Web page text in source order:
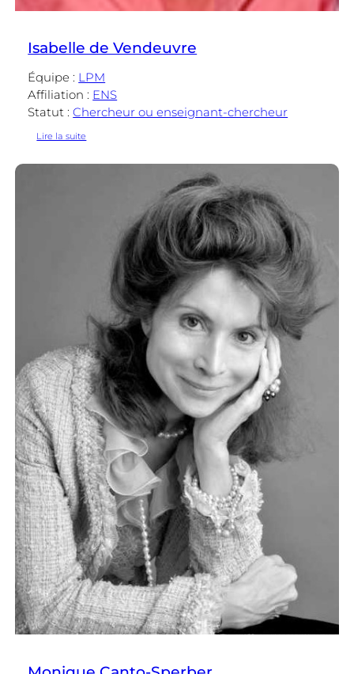
Isabelle de Vendeuvre
Équipe : LPM
Affiliation : ENS
Statut :Chercheur ou enseignant-chercheur
Lire la suite